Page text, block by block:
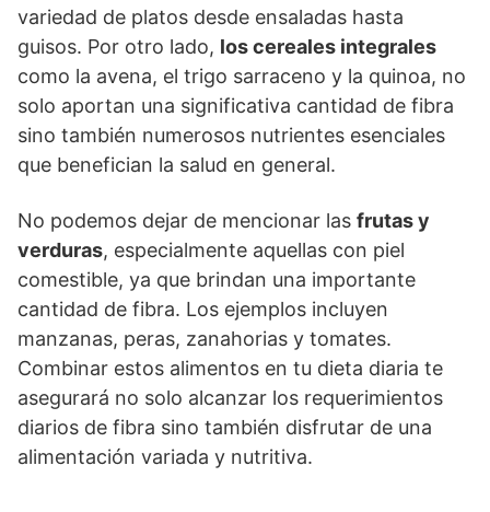
variedad de platos desde ensaladas hasta
guisos. Por otro lado, los cereales integrales
como la avena, el trigo sarraceno y la quinoa, no
solo aportan una significativa cantidad de fibra
sino también numerosos nutrientes esenciales
que benefician la salud en general.
No podemos dejar de mencionar las frutas y
verduras, especialmente aquellas con piel
comestible, ya que brindan una importante
cantidad de fibra. Los ejemplos incluyen
manzanas, peras, zanahorias y tomates.
Combinar estos alimentos en tu dieta diaria te
asegurará no solo alcanzar los requerimientos
diarios de fibra sino también disfrutar de una
alimentación variada y nutritiva.